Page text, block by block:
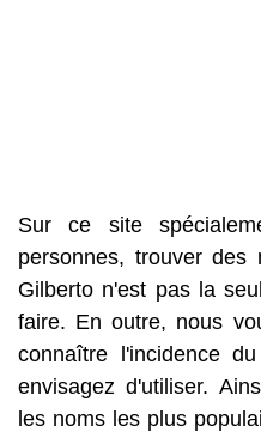
Sur ce site
personnes, trouver des
Gilberto n'est pas la
faire. En outre, nous
connaître l'incidence
envisagez d'utiliser.
les noms les plus